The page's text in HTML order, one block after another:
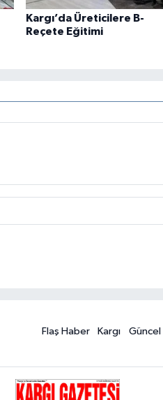
Kargı’da Üreticilere B-
Reçete Eğitimi
Flaş Haber Kargı Güncel